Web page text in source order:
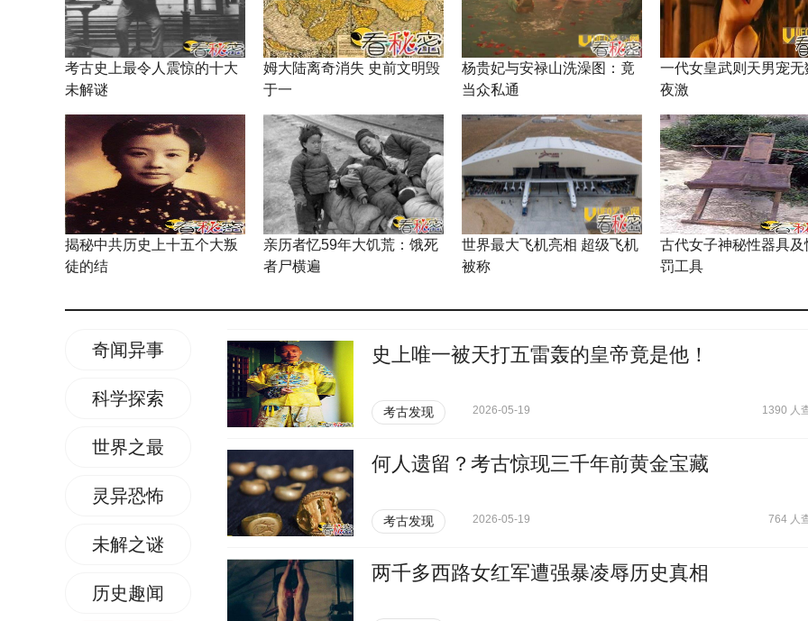
考古史上最令人震惊的十大
未解谜
姆大陆离奇消失 史前文明毁
于一
杨贵妃与安禄山洗澡图：竟
当众私通
一代女皇武则天男宠无
夜激
揭秘中共历史上十五个大叛
徒的结
亲历者忆59年大饥荒：饿死
者尸横遍
世界最大飞机亮相 超级飞机
被称
古代女子神秘性器具及
罚工具
奇闻异事
科学探索
世界之最
灵异恐怖
未解之谜
历史趣闻
史上唯一被天打五雷轰的皇帝竟是他！
考古发现 2026-05-19 1390 人
何人遗留？考古惊现三千年前黄金宝藏
考古发现 2026-05-19 764 人
两千多西路女红军遭强暴凌辱历史真相